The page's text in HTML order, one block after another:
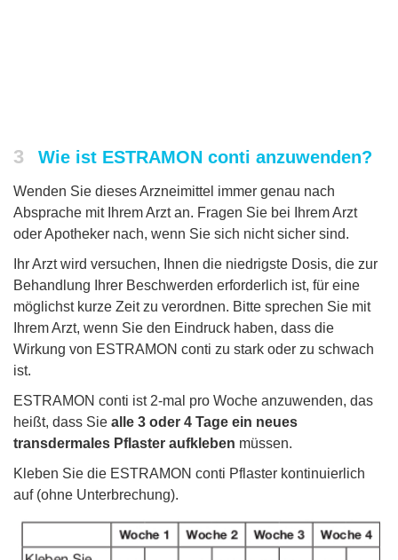
3 Wie ist ESTRAMON conti anzuwenden?
Wenden Sie dieses Arzneimittel immer genau nach
Absprache mit Ihrem Arzt an. Fragen Sie bei Ihrem Arzt
oder Apotheker nach, wenn Sie sich nicht sicher sind.
Ihr Arzt wird versuchen, Ihnen die niedrigste Dosis, die zur
Behandlung Ihrer Beschwerden erforderlich ist, für eine
möglichst kurze Zeit zu verordnen. Bitte sprechen Sie mit
Ihrem Arzt, wenn Sie den Eindruck haben, dass die
Wirkung von ESTRAMON conti zu stark oder zu schwach
ist.
ESTRAMON conti ist 2-mal pro Woche anzuwenden, das
heißt, dass Sie alle 3 oder 4 Tage ein neues
transdermales Pflaster aufkleben müssen.
Kleben Sie die ESTRAMON conti Pflaster kontinuierlich
auf (ohne Unterbrechung).